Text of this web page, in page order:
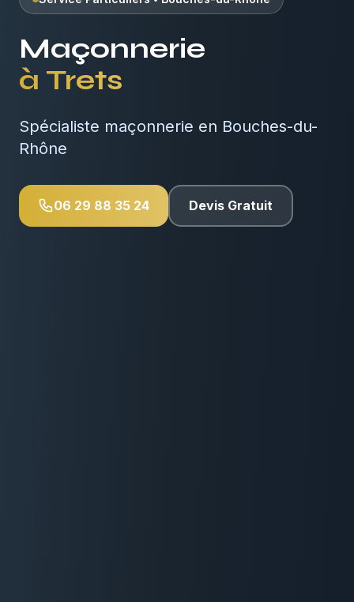
Maçonnerie
à Trets
Spécialiste maçonnerie en Bouches-du-
Rhône
06 29 88 35 24 Devis Gratuit